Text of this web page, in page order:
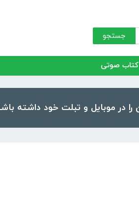
جستجو
کتاب صوتی